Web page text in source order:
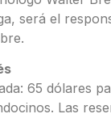
será el
65 dólares
Las